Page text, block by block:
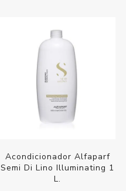
Acondicionador Alfaparf
Semi Di Lino Illuminating 1
L.